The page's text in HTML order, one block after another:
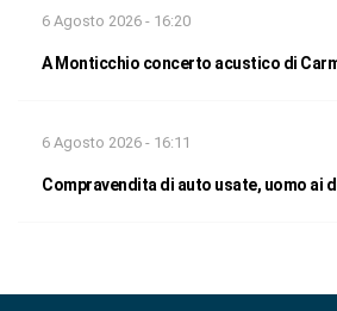
6 Agosto 2026 - 16:20
A Monticchio concerto acustico di
6 Agosto 2026 - 16:11
Compravendita di auto usate, uomo ai